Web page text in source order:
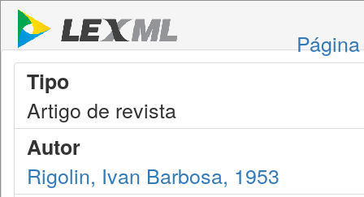
Tipo
Artigo de revista
Autor
Rigolin, Ivan Barbosa, 1953